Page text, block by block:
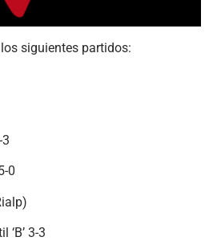
siguientes partidos:
3
0
3-3